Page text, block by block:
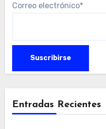
Correo electrónico*
Entradas Recientes